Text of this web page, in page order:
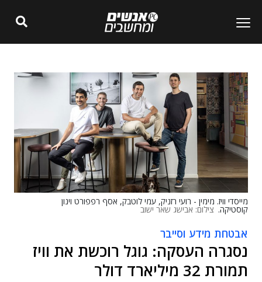
מייסדי וויז. מימין - רועי רזניק, עמי לוטבק, אסף רפפורט וינון
קוסטיקה. צילום: אבישג שאר ישוב
אבטחת מידע וסייבר
נסגרה העסקה: גוגל רוכשת את וויז
תמורת 32 מיליארד דולר